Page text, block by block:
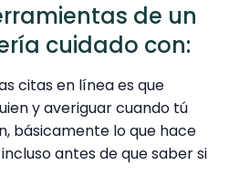
de un
cuidado con:
citas en línea es que
y averiguar cuando tú
básicamente lo que hace
antes de que saber si